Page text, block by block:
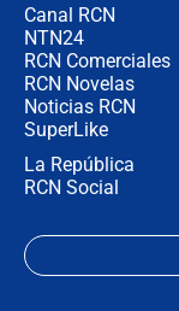
Canal RCN
NTN24
RCN Comerciales
RCN Novelas
Noticias RCN
SuperLike
La República
RCN Social